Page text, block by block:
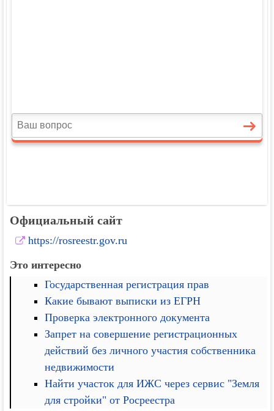
Официальный сайт
https://rosreestr.gov.ru
Это интересно
Государственная регистрация прав
Какие бывают выписки из ЕГРН
Проверка электронного документа
Запрет на совершение регистрационных
действий без личного участия собственника
недвижимости
Найти участок для ИЖС через сервис "Земля
для стройки" от Росреестра